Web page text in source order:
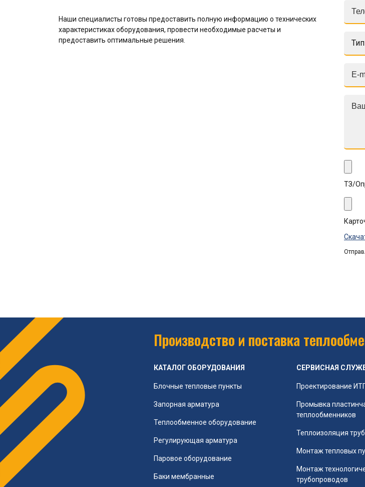
Наши специалисты готовы предоставить полную информацию о технических
характеристиках оборудования, провести необходимые расчеты и
предоставить оптимальные решения.
ТЗ/
Производство и поставка
КАТАЛОГ ОБОРУДОВАНИЯ
Блочные тепловые пункты
Запорная арматура
Теплообменное оборудование
Регулирующая арматура
Паровое оборудование
Баки мембранные
СЕРВИСНАЯ
Проектирование
Промывка
теплообменников
Теплоизоляция
Монтаж тепловых
Монтаж
трубопроводов